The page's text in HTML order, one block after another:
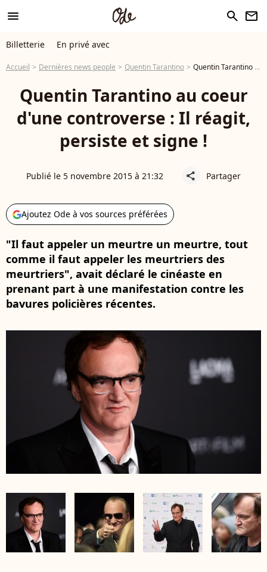
menu search newsletter
Billetterie En privé avec
Accueil Dernières news people Quentin Tarantino Quentin Tarantino au coeur d'une controverse : Il réagit, persiste et signe !
Quentin Tarantino au coeur
d'une controverse : Il réagit,
persiste et signe !
Publié le 5 novembre 2015 à 21:32 share Partager
Ajoutez Ode à vos sources préférées
"Il faut appeler un meurtre un meurtre, tout
comme il faut appeler les meurtriers des
meurtriers", avait déclaré le cinéaste en
prenant part à une manifestation contre les
bavures policières récentes.